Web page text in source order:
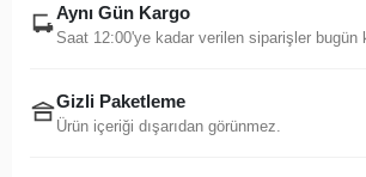
Aynı Gün Kargo
Saat 12:00'ye kadar verilen siparişler bugün
Gizli Paketleme
Ürün içeriği dışarıdan görünmez.